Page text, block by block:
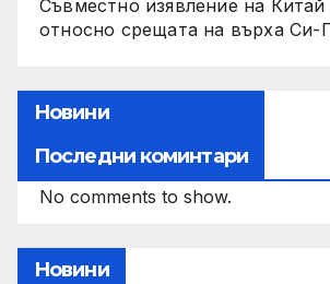
Съвместно изявление на Китай
относно срещата на върха Си-
Новини
Последни коминтари
No comments to show.
Новини